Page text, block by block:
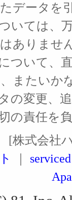
データを
いては、
ありませ
ついて、
またいか
の変更、
の責任を
[株式会社